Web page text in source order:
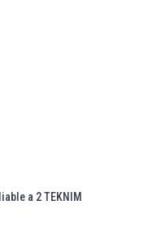
a 2 TEKNIM